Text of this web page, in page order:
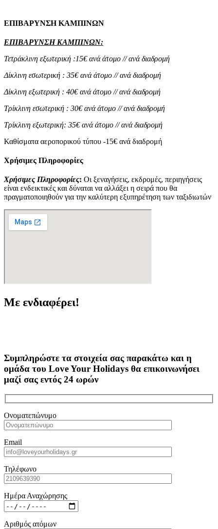
ΕΠΙΒΑΡΥΝΣΗ ΚΑΜΠIΝΩΝ
ΕΠΙΒΑΡΥΝΣΗ ΚΑΜΠIΝΩΝ:
Τετράκλινη εξωτερική :15€ ανά άτομο // ανά διαδρομή
Δίκλινη εσωτερική : 35€ ανά άτομο // ανά διαδρομή
Δίκλινη εξωτερική : 40€ ανά άτομο // ανά διαδρομή
Τρίκλινη εσωτερική : 30€ ανά άτομο // ανά διαδρομή
Τρίκλινη εξωτερική: 35€ ανά άτομο // ανά διαδρομή
Καθίσματα αεροπορικού τύπου -15€ ανά διαδρομή
Χρήσιμες Πληροφορίες
Χρήσιμες Πληροφορίες: Οι ξεναγήσεις, εκδρομές, περιηγήσεις
είναι ενδεικτικές και δύναται να αλλάξει η σειρά που θα
πραγματοποιηθούν για την καλύτερη εξυπηρέτηση των ταξιδιωτών
Με ενδιαφέρει!
Συμπληρώστε τα στοιχεία σας παρακάτω και η
ομάδα του Love Your Holidays θα επικοινωνήσει
μαζί σας εντός 24 ωρών
Ονοματεπώνυμο
Email
Τηλέφωνο
Ημέρα Αναχώρησης
Αριθμός ατόμων